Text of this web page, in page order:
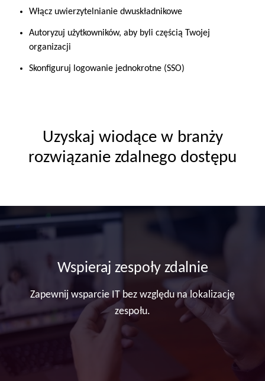
Włącz uwierzytelnianie dwuskładnikowe
Autoryzuj użytkowników, aby byli częścią Twojej
organizacji
Skonfiguruj logowanie jednokrotne (SSO)
Uzyskaj wiodące w branży
rozwiązanie zdalnego dostępu
Szkolenie wdrożeniowe
Oferuj zdalne szkolenia w zakresie specjalistycznego
sprzętu lub oprogramowania, którego mogą
potrzebować pracownicy.